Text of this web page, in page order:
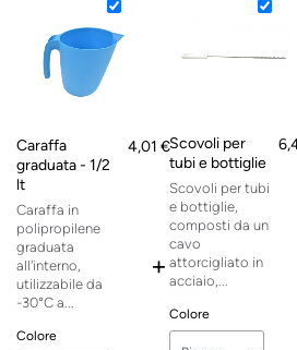
Caraffa
graduata - 1/2
lt
Caraffa in
polipropilene
graduata
all'interno,
utilizzabile da
-30°C a...
4,01 €
Colore
+
Scovoli per
tubi e bottiglie
Scovoli per tubi
e bottiglie,
composti da un
cavo
attorcigliato in
acciaio,...
Colore